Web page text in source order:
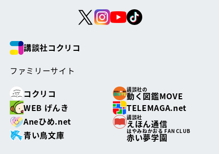
講談社コクリコ
ファミリーサイト
コクリコ
講談社の
動く図鑑MOVE
WEB げんき
TELEMAGA.net
Aneひめ.net
講談社
えほん通信
青い鳥文庫
はやみねかおる FAN CLUB
赤い夢学園